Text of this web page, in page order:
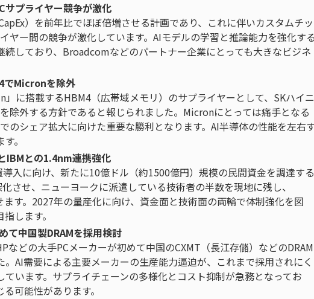
プライヤー競争が激化
）を前年比でほぼ倍増させる計画であり、これに伴いカスタムチッ
ヤー間の競争が激化しています。AIモデルの学習と推論能力を強化す
続しており、Broadcomなどのパートナー企業にとっても大きなビジネ
でMicronを除外
」に搭載するHBM4（広帯域メモリ）のサプライヤーとして、SKハイニ
除外する方針であると報じられました。Micronにとっては痛手となる
のシェア拡大に向けた重要な勝利となります。AI半導体の性能を左右
。
IBMとの1.4nm連携強化
入に向け、新たに10億ドル（約1500億円）規模の民間資金を調達する
させ、ニューヨークに派遣している技術者の半数を現地に残し、
す。2027年の量産化に向け、資金面と技術面の両輪で体制強化を図
します。
て中国製DRAMを採用検討
などの大手PCメーカーが初めて中国のCXMT（長江存儲）などのDRAM
AI需要による主要メーカーの生産能力逼迫が、これまで採用されにく
います。サプライチェーンの多様化とコスト抑制が急務となってお
可能性があります。